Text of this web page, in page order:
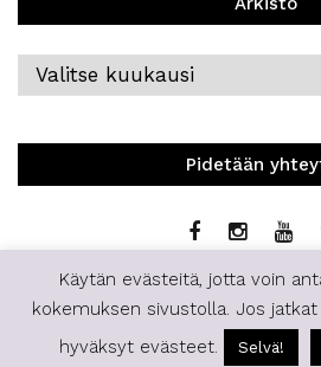
Arkisto
Pidetään
© 2019 | Staffilife | All
Käytän evästeitä, jotta voin
kokemuksen sivustolla. Jos
hyväksyt evästeet.
Selvä!